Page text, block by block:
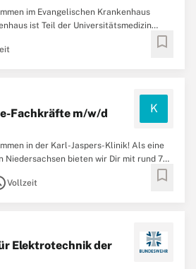
im Evangelischen Krankenhaus
ist Teil der Universitätsmedizin
in der Innenstadt gelegen. Wir versorgen
stationär und 58.500 Patient:innen
bookmark
Fachkräfte m/w/d K
in der Karl-Jaspers-Klinik! Als eine
bieten wir Dir mit rund 700
von Suchtmedizin über Forensik
Du wirst Teil eines großen, stabilen
Vollzeit bookmark
Elektrotechnik der